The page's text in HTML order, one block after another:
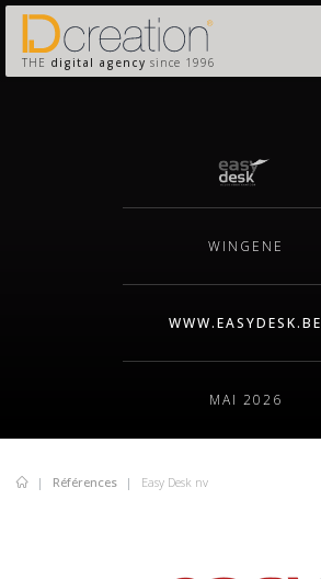
THE digital agency since 1996
WINGENE
WWW.EASYDESK.BE
MAI 2026
Références Easy Desk nv